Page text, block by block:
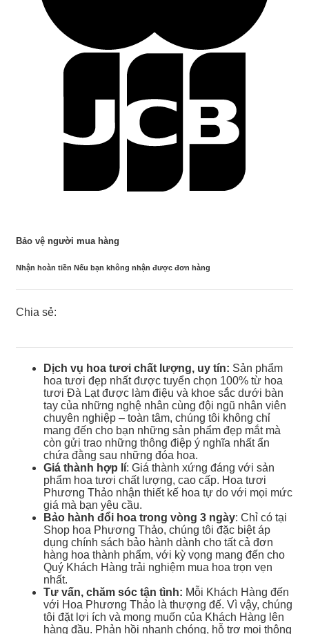
Bảo vệ người mua hàng
Nhận hoàn tiền Nếu bạn không nhận được đơn hàng
Chia sẻ:
Dịch vụ hoa tươi chất lượng, uy tín: Sản phẩm
hoa tươi đẹp nhất được tuyển chọn 100% từ hoa
tươi Đà Lạt được làm điệu và khoe sắc dưới bàn
tay của những nghệ nhân cùng đội ngũ nhân viên
chuyên nghiệp – toàn tâm, chúng tôi không chỉ
mang đến cho bạn những sản phẩm đẹp mắt mà
còn gửi trao những thông điệp ý nghĩa nhất ẩn
chứa đằng sau những đóa hoa.
Giá thành hợp lí: Giá thành xứng đáng với sản
phẩm hoa tươi chất lượng, cao cấp. Hoa tươi
Phương Thảo nhận thiết kế hoa tự do với mọi mức
giá mà bạn yêu cầu.
Bảo hành đổi hoa trong vòng 3 ngày: Chỉ có tại
Shop hoa Phương Thảo, chúng tôi đặc biệt áp
dụng chính sách bảo hành dành cho tất cả đơn
hàng hoa thành phẩm, với kỳ vọng mang đến cho
Quý Khách Hàng trải nghiệm mua hoa trọn vẹn
nhất.
Tư vấn, chăm sóc tận tình: Mỗi Khách Hàng đến
với Hoa Phương Thảo là thượng đế. Vì vậy, chúng
tôi đặt lợi ích và mong muốn của Khách Hàng lên
hàng đầu. Phản hồi nhanh chóng, hỗ trợ mọi thông